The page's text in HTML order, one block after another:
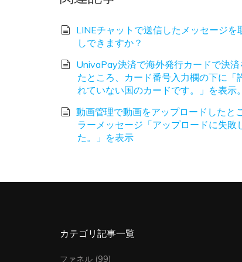
LINEチャットで送信したメッセージを
しできますか？
UnivaPay決済で海外発行カードで決済
たところ、カード番号入力欄の下に「
れていない国のカードです。」を表示。
動画管理で動画をアップロードしたと
ラーメッセージ「アップロードに失敗
た。」を表示
カテゴリ記事一覧
ファネル (99)